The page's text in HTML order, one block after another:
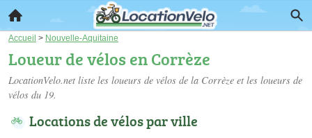
Accueil > Nouvelle-Aquitaine
Loueur de vélos en Corrèze
LocationVelo.net liste les loueurs de vélos de la Corrèze et les loueurs de
vélos du 19.
Locations de vélos par ville